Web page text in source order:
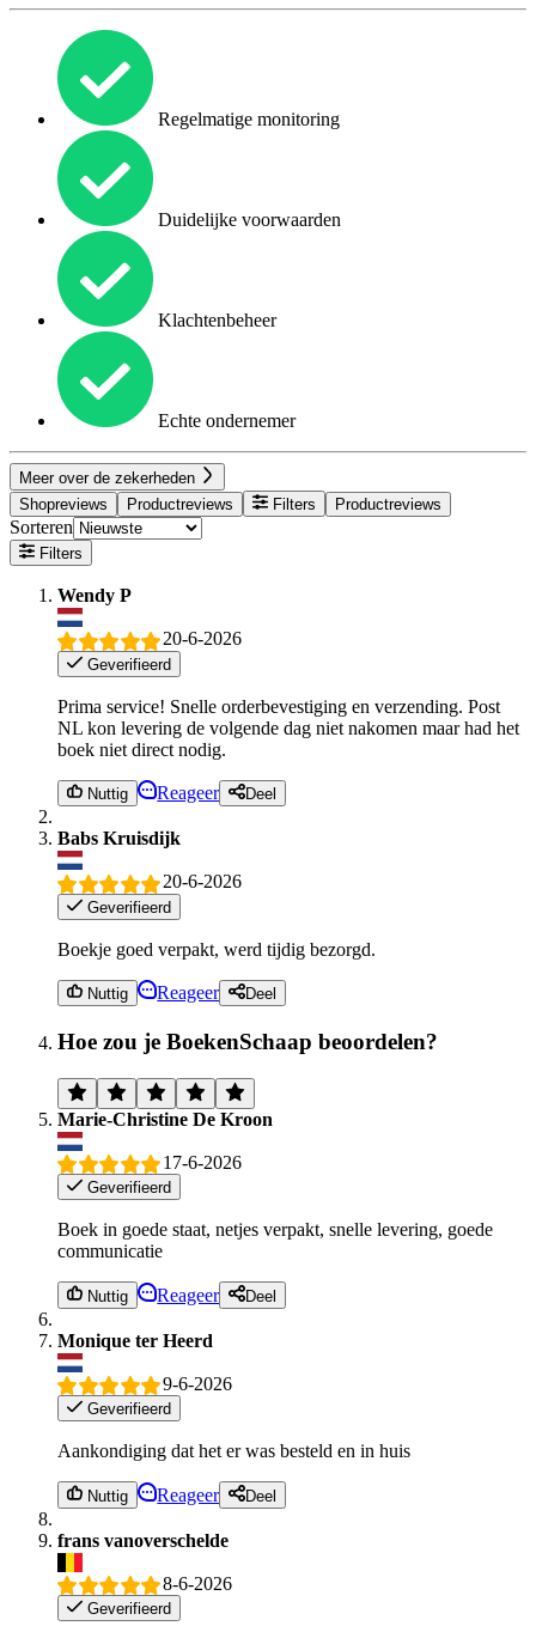
Regelmatige monitoring
Duidelijke voorwaarden
Klachtenbeheer
Echte ondernemer
Meer over de zekerheden
Shopreviews
Productreviews Filters Productreviews
Sorteren
Filters
Wendy P
20-6-2026
Geverifieerd
Prima service! Snelle orderbevestiging en verzending. Post
NL kon levering de volgende dag niet nakomen maar had het
boek niet direct nodig.
Nuttig Reageer Deel
Babs Kruisdijk
20-6-2026
Geverifieerd
Boekje goed verpakt, werd tijdig bezorgd.
Nuttig Reageer Deel
Hoe zou je BoekenSchaap beoordelen?
Marie-Christine De Kroon
17-6-2026
Geverifieerd
Boek in goede staat, netjes verpakt, snelle levering, goede
communicatie
Nuttig Reageer Deel
Monique ter Heerd
9-6-2026
Geverifieerd
Aankondiging dat het er was besteld en in huis
Nuttig Reageer Deel
frans vanoverschelde
8-6-2026
Geverifieerd